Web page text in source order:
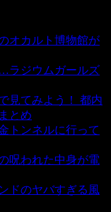
オカルト博物館が
ラジウムガールズ
見てみよう！ 都内
とめ
トンネルに行って
呪われた中身が電
ドのヤバすぎる風